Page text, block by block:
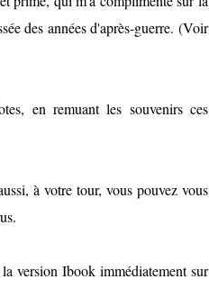
des années d'après-guerre. (Voir
en remuant les souvenirs ces
à votre tour, vous pouvez vous
version Ibook immédiatement sur